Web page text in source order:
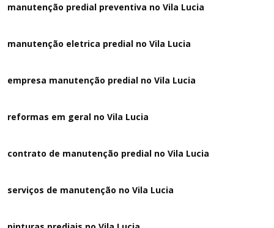
manutenção predial preventiva no Vila Lucia
manutenção eletrica predial no Vila Lucia
empresa manutenção predial no Vila Lucia
reformas em geral no Vila Lucia
contrato de manutenção predial no Vila Lucia
serviços de manutenção no Vila Lucia